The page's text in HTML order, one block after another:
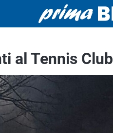
al Tennis Club